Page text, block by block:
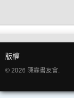
版權
© 2026 陳霖書友會.